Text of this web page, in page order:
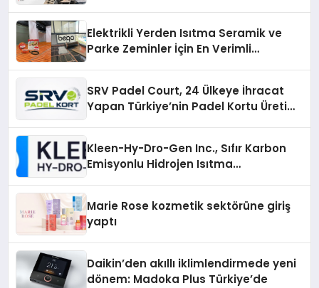
Elektrikli Yerden Isıtma Seramik ve
Parke Zeminler İçin En Verimli
SRV Padel Court, 24 Ülkeye İhracat
Yapan Türkiye’nin Padel Kortu Üretim
Kleen-Hy-Dro-Gen Inc., Sıfır Karbon
Emisyonlu Hidrojen Isıtma
Marie Rose kozmetik sektörüne giriş
yaptı
Daikin’den akıllı iklimlendirmede yeni
dönem: Madoka Plus Türkiye’de